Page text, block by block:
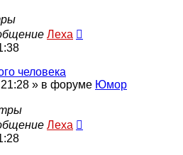
Леха
человека
» в форуме Юмор
Леха